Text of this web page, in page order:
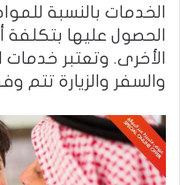
الخدمات بالنسبة
الحصول عليها
الأخرى. وتعتبر خدمات
والسفر والزيارة تتم